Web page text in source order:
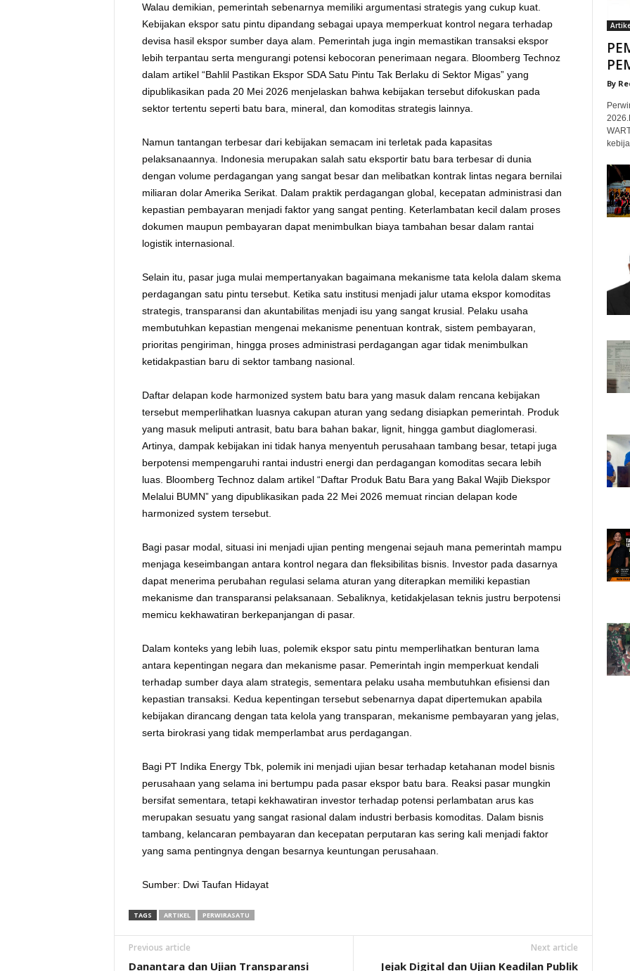
Walau demikian, pemerintah sebenarnya memiliki argumentasi strategis yang cukup kuat.
Kebijakan ekspor satu pintu dipandang sebagai upaya memperkuat kontrol negara terhadap
devisa hasil ekspor sumber daya alam. Pemerintah juga ingin memastikan transaksi ekspor
lebih terpantau serta mengurangi potensi kebocoran penerimaan negara. Bloomberg Technoz
dalam artikel “Bahlil Pastikan Ekspor SDA Satu Pintu Tak Berlaku di Sektor Migas” yang
dipublikasikan pada 20 Mei 2026 menjelaskan bahwa kebijakan tersebut difokuskan pada
sektor tertentu seperti batu bara, mineral, dan komoditas strategis lainnya.
Namun tantangan terbesar dari kebijakan semacam ini terletak pada kapasitas
pelaksanaannya. Indonesia merupakan salah satu eksportir batu bara terbesar di dunia
dengan volume perdagangan yang sangat besar dan melibatkan kontrak lintas negara bernilai
miliaran dolar Amerika Serikat. Dalam praktik perdagangan global, kecepatan administrasi dan
kepastian pembayaran menjadi faktor yang sangat penting. Keterlambatan kecil dalam proses
dokumen maupun pembayaran dapat menimbulkan biaya tambahan besar dalam rantai
logistik internasional.
Selain itu, pasar juga mulai mempertanyakan bagaimana mekanisme tata kelola dalam skema
perdagangan satu pintu tersebut. Ketika satu institusi menjadi jalur utama ekspor komoditas
strategis, transparansi dan akuntabilitas menjadi isu yang sangat krusial. Pelaku usaha
membutuhkan kepastian mengenai mekanisme penentuan kontrak, sistem pembayaran,
prioritas pengiriman, hingga proses administrasi perdagangan agar tidak menimbulkan
ketidakpastian baru di sektor tambang nasional.
Daftar delapan kode harmonized system batu bara yang masuk dalam rencana kebijakan
tersebut memperlihatkan luasnya cakupan aturan yang sedang disiapkan pemerintah. Produk
yang masuk meliputi antrasit, batu bara bahan bakar, lignit, hingga gambut diaglomerasi.
Artinya, dampak kebijakan ini tidak hanya menyentuh perusahaan tambang besar, tetapi juga
berpotensi mempengaruhi rantai industri energi dan perdagangan komoditas secara lebih
luas. Bloomberg Technoz dalam artikel “Daftar Produk Batu Bara yang Bakal Wajib Diekspor
Melalui BUMN” yang dipublikasikan pada 22 Mei 2026 memuat rincian delapan kode
harmonized system tersebut.
Bagi pasar modal, situasi ini menjadi ujian penting mengenai sejauh mana pemerintah mampu
menjaga keseimbangan antara kontrol negara dan fleksibilitas bisnis. Investor pada dasarnya
dapat menerima perubahan regulasi selama aturan yang diterapkan memiliki kepastian
mekanisme dan transparansi pelaksanaan. Sebaliknya, ketidakjelasan teknis justru berpotensi
memicu kekhawatiran berkepanjangan di pasar.
Dalam konteks yang lebih luas, polemik ekspor satu pintu memperlihatkan benturan lama
antara kepentingan negara dan mekanisme pasar. Pemerintah ingin memperkuat kendali
terhadap sumber daya alam strategis, sementara pelaku usaha membutuhkan efisiensi dan
kepastian transaksi. Kedua kepentingan tersebut sebenarnya dapat dipertemukan apabila
kebijakan dirancang dengan tata kelola yang transparan, mekanisme pembayaran yang jelas,
serta birokrasi yang tidak memperlambat arus perdagangan.
Bagi PT Indika Energy Tbk, polemik ini menjadi ujian besar terhadap ketahanan model bisnis
perusahaan yang selama ini bertumpu pada pasar ekspor batu bara. Reaksi pasar mungkin
bersifat sementara, tetapi kekhawatiran investor terhadap potensi perlambatan arus kas
merupakan sesuatu yang sangat rasional dalam industri berbasis komoditas. Dalam bisnis
tambang, kelancaran pembayaran dan kecepatan perputaran kas sering kali menjadi faktor
yang sama pentingnya dengan besarnya keuntungan perusahaan.
Sumber: Dwi Taufan Hidayat
TAGS ARTIKEL PERWIRASATU
Previous article
Danantara dan Ujian Transparansi
Next article
Jejak Digital dan Ujian Keadilan Publik
By